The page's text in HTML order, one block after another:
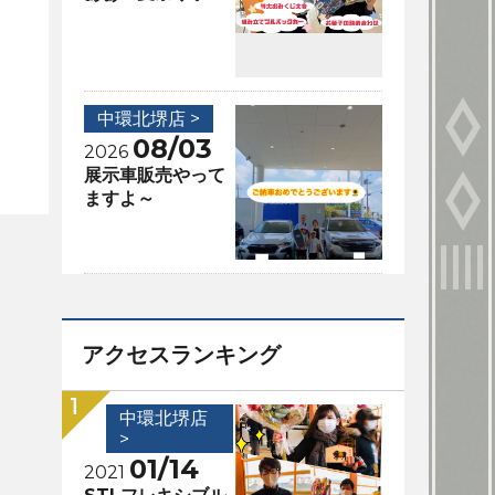
中環北堺店 >
2026 08/03
展示車販売やって
ますよ～
アクセスランキング
中環北堺店
>
2021 01/14